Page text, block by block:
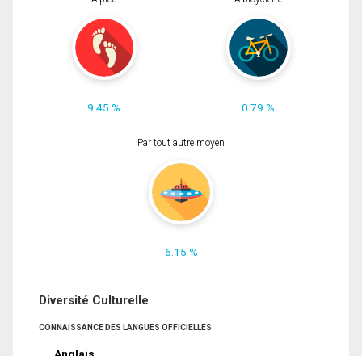
9.45 % 0.79 %
Par tout autre moyen
6.15 %
Diversité Culturelle
CONNAISSANCE DES LANGUES OFFICIELLES
Anglais